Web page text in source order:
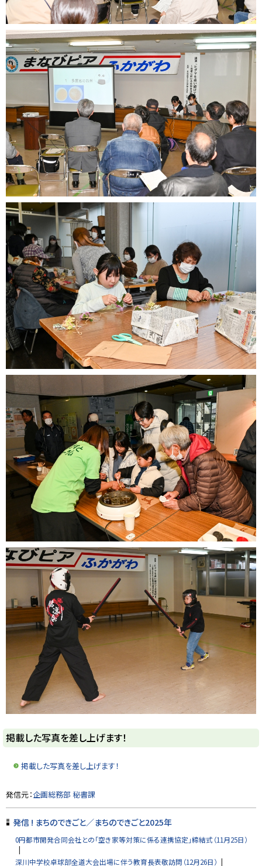
ト
ッ
戻
る
掲載した写真を差し上げます！
掲載した写真を差し上げます！
ト
ッ
プ
発信元：企画総務部 秘書課
発信 ! まちのできごと／まちのできごと2025年
0円都市開発合同会社との「空き家等対策に係る連携協定」締結式（11月25日）
深川中学校卓球部全道大会出場に伴う教育長表敬訪問（12月26日）